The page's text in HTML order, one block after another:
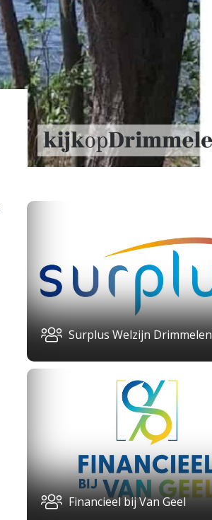
Surplus Welzijn Drimmelen
Financieel bij Van Geel